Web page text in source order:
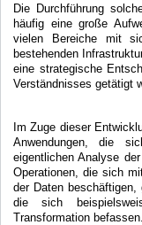
Die Durchführung
häufig eine große
vielen Bereiche mit
bestehenden
eine strategische
Verständnisses getätigt
Im Zuge dieser
Anwendungen, die
eigentlichen Analyse
Operationen, die sich
der Daten beschäftigen,
die sich
Transformation befassen.